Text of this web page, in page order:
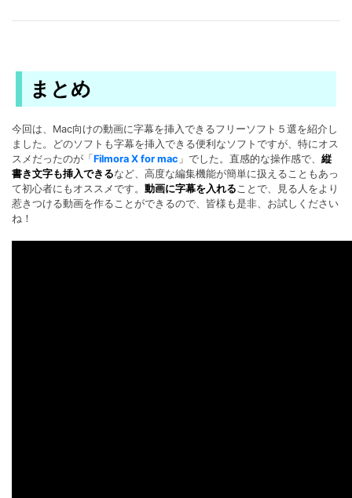
まとめ
今回は、Mac向けの動画に字幕を挿入できるフリーソフト５選を紹介し
ました。どのソフトも字幕を挿入できる便利なソフトですが、特にオス
スメだったのが「 Filmora X for mac 」でした。直感的な操作感で、 縦
書き文字も挿入できるなど、高度な編集機能が簡単に扱えることもあっ
て初心者にもオススメです。 動画に字幕を入れる ことで、見る人をより
惹きつける動画を作ることができるので、皆様も是非、お試しください
ね！